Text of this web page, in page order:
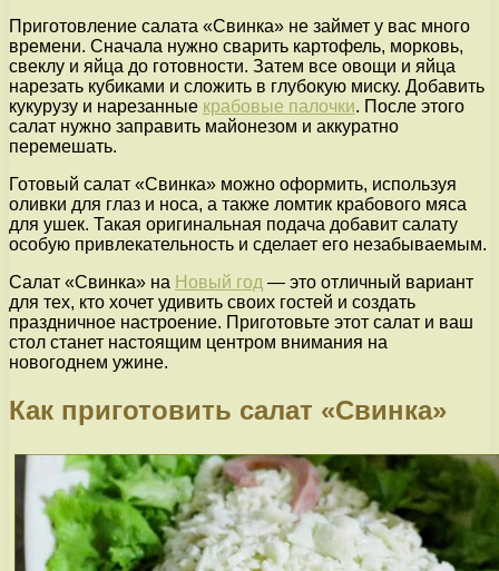
Приготовление салата «Свинка» не займет у вас много
времени. Сначала нужно сварить картофель, морковь,
свеклу и яйца до готовности. Затем все овощи и яйца
нарезать кубиками и сложить в глубокую миску. Добавить
кукурузу и нарезанные крабовые палочки. После этого
салат нужно заправить майонезом и аккуратно
перемешать.
Готовый салат «Свинка» можно оформить, используя
оливки для глаз и носа, а также ломтик крабового мяса
для ушек. Такая оригинальная подача добавит салату
особую привлекательность и сделает его незабываемым.
Салат «Свинка» на Новый год — это отличный вариант
для тех, кто хочет удивить своих гостей и создать
праздничное настроение. Приготовьте этот салат и ваш
стол станет настоящим центром внимания на
новогоднем ужине.
Как приготовить салат «Свинка»